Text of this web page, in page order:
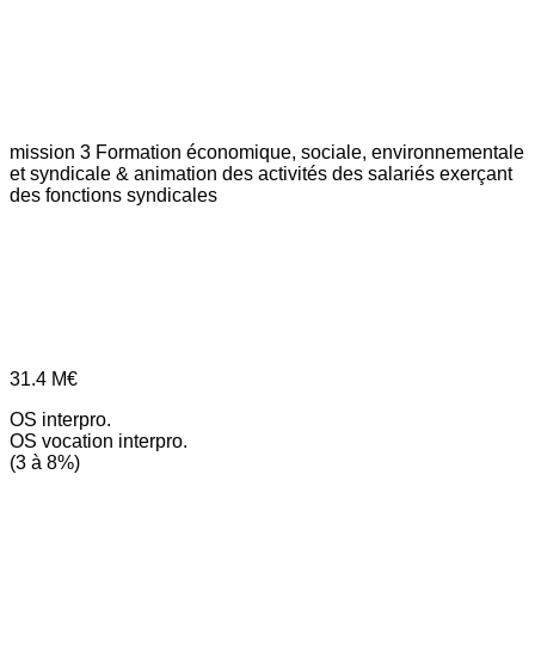
mission 3 Formation économique, sociale, environnementale
et syndicale & animation des activités des salariés exerçant
des fonctions syndicales
31.4 M€
OS interpro.
OS vocation interpro.
(3 à 8%)